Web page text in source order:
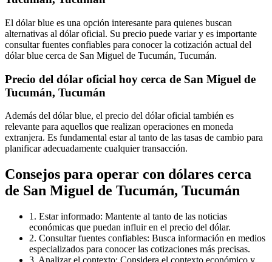
El dólar blue es una opción interesante para quienes buscan
alternativas al dólar oficial. Su precio puede variar y es importante
consultar fuentes confiables para conocer la cotización actual del
dólar blue cerca de San Miguel de Tucumán, Tucumán.
Precio del dólar oficial hoy cerca de San Miguel de
Tucumán, Tucumán
Además del dólar blue, el precio del dólar oficial también es
relevante para aquellos que realizan operaciones en moneda
extranjera. Es fundamental estar al tanto de las tasas de cambio para
planificar adecuadamente cualquier transacción.
Consejos para operar con dólares cerca
de San Miguel de Tucumán, Tucumán
1. Estar informado: Mantente al tanto de las noticias
económicas que puedan influir en el precio del dólar.
2. Consultar fuentes confiables: Busca información en medios
especializados para conocer las cotizaciones más precisas.
3. Analizar el contexto: Considera el contexto económico y